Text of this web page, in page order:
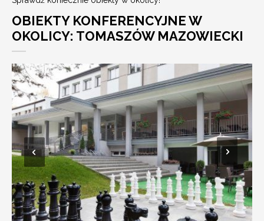
OBIEKTY KONFERENCYJNE W
OKOLICY: TOMASZÓW MAZOWIECKI